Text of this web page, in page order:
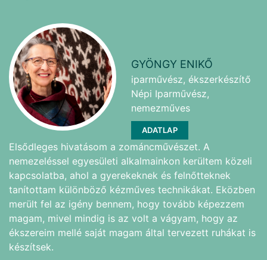
GYÖNGY ENIKŐ
iparművész, ékszerkészítő
Népi Iparművész,
nemezműves
ADATLAP
Elsődleges hivatásom a zománcművészet. A
nemezeléssel egyesületi alkalmainkon kerültem közeli
kapcsolatba, ahol a gyerekeknek és felnőtteknek
tanítottam különböző kézműves technikákat. Eközben
merült fel az igény bennem, hogy tovább képezzem
magam, mivel mindig is az volt a vágyam, hogy az
ékszereim mellé saját magam által tervezett ruhákat is
készítsek.